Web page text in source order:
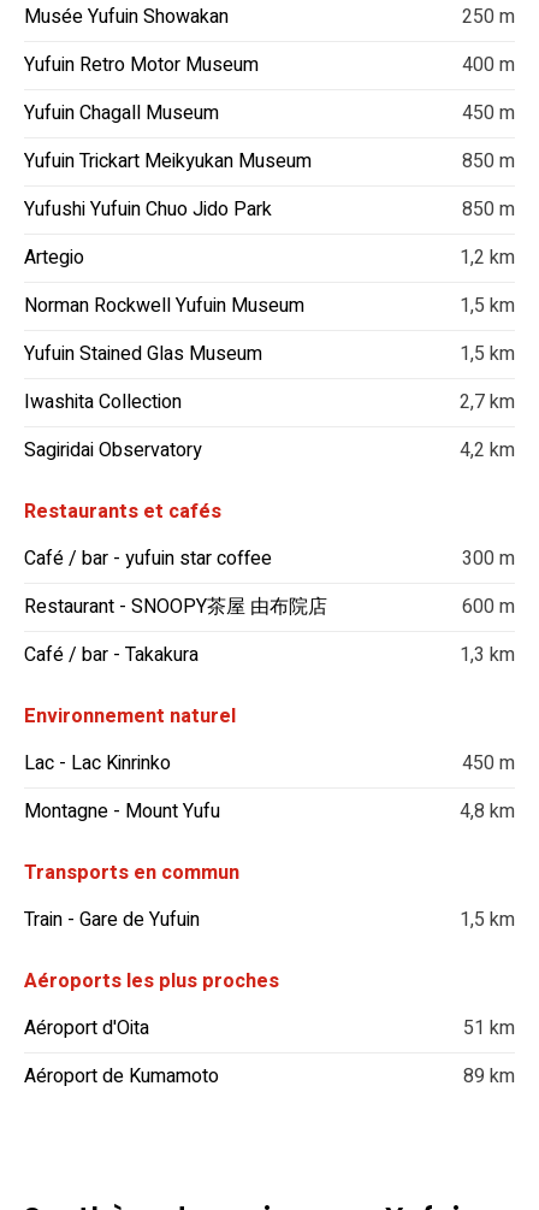
Musée Yufuin Showakan
250 m
Yufuin Retro Motor Museum
400 m
Yufuin Chagall Museum
450 m
Yufuin Trickart Meikyukan Museum
850 m
Yufushi Yufuin Chuo Jido Park
850 m
Artegio
1,2 km
Norman Rockwell Yufuin Museum
1,5 km
Yufuin Stained Glas Museum
1,5 km
Iwashita Collection
2,7 km
Sagiridai Observatory
4,2 km
Restaurants et cafés
Café / bar - yufuin star coffee
300 m
Restaurant - SNOOPY茶屋 由布院店
600 m
Café / bar - Takakura
1,3 km
Environnement naturel
Lac - Lac Kinrinko
450 m
Montagne - Mount Yufu
4,8 km
Transports en commun
Train - Gare de Yufuin
1,5 km
Aéroports les plus proches
Aéroport d'Oita
51 km
Aéroport de Kumamoto
89 km